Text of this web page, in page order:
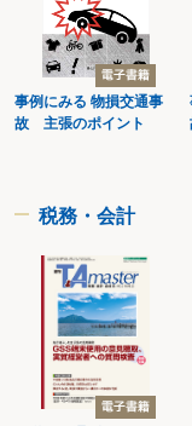
（3）法人役員の変更
■第３章 相続人の確定
第１ 相続人を把握・確
〈フローチャート～相続
１ 相続人になれる者の確認
（4）遺留分の確認
２ 必要書類の収集
（2）戸（除）籍謄本・
【参考書式４】 除籍謄本
【参考書式５】 改製原
【参考書式６】 戸籍謄本
【参考書式７】 戸籍証
【参考書式８】 戸籍証明
第２ 代理人等を選任す
事例にみる 物損交通事
故 主張のポイント
税務・会計